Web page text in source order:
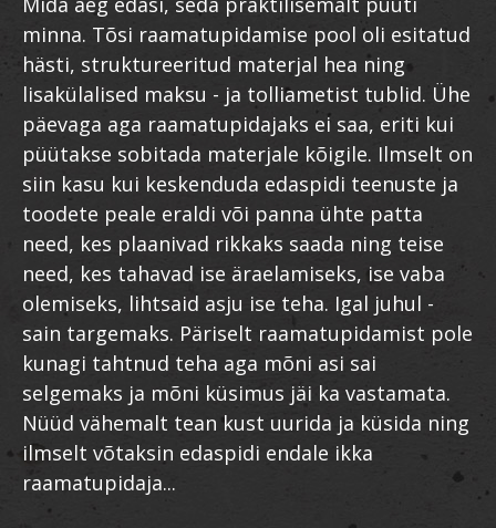
minna. Tõsi raamatupidamise pool oli esitatud
hästi, struktureeritud materjal hea ning
lisakülalised maksu - ja tolliametist tublid. Ühe
päevaga aga raamatupidajaks ei saa, eriti kui
püütakse sobitada materjale kõigile. Ilmselt on
siin kasu kui keskenduda edaspidi teenuste ja
toodete peale eraldi või panna ühte patta
need, kes plaanivad rikkaks saada ning teise
need, kes tahavad ise äraelamiseks, ise vaba
olemiseks, lihtsaid asju ise teha. Igal juhul -
sain targemaks. Päriselt raamatupidamist pole
kunagi tahtnud teha aga mõni asi sai
selgemaks ja mõni küsimus jäi ka vastamata.
Nüüd vähemalt tean kust uurida ja küsida ning
ilmselt võtaksin edaspidi endale ikka
raamatupidaja...